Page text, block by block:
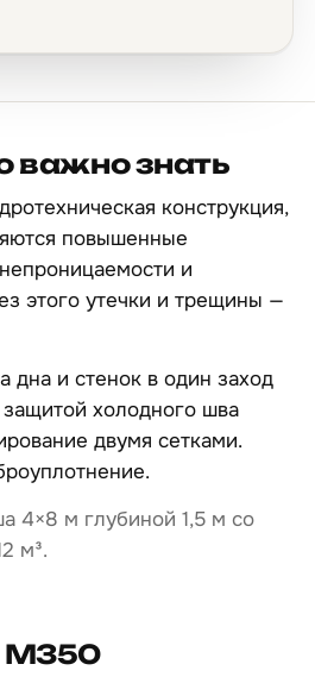
важно знать
конструкция,
повышенные
и
этого утечки и трещины —
дна и стенок в один заход
холодного шва
двумя сетками.
4×8 м глубиной 1,5 м со
м³.
М350